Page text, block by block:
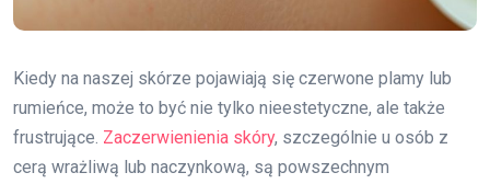
Kiedy na naszej skórze pojawiają się czerwone plamy lub
rumieńce, może to być nie tylko nieestetyczne, ale także
frustrujące. Zaczerwienienia skóry, szczególnie u osób z
cerą wrażliwą lub naczynkową, są powszechnym